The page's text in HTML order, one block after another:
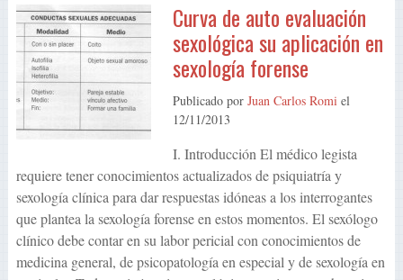
Curva de auto evaluación
sexológica su aplicación en
sexología forense
Publicado por Juan Carlos Romiel
12/11/2013
I. Introducción El médico legista
requiere tener conocimientos actualizados de psiquiatría y
sexología clínica para dar respuestas idóneas a los interrogantes
que plantea la sexología forense en estos momentos. El sexólogo
clínico debe contar en su labor pericial con conocimientos de
medicina general, de psicopatología en especial y de sexología en